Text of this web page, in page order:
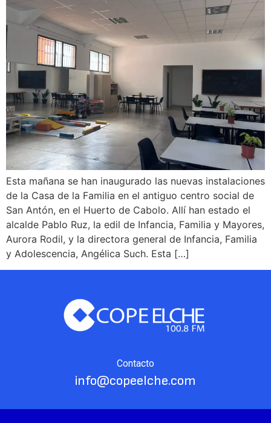
Esta mañana se han inaugurado las nuevas instalaciones
de la Casa de la Familia en el antiguo centro social de
San Antón, en el Huerto de Cabolo. Allí han estado el
alcalde Pablo Ruz, la edil de Infancia, Familia y Mayores,
Aurora Rodil, y la directora general de Infancia, Familia
y Adolescencia, Angélica Such. Esta […]
Contacto
info@copeelche.com